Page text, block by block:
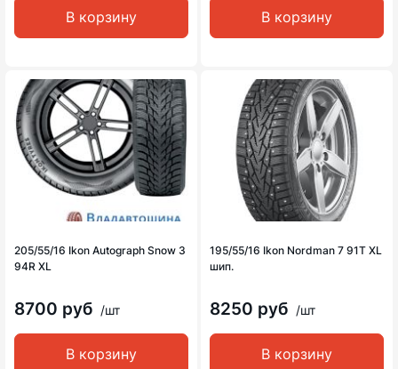
В корзину В корзину
205/55/16 Ikon Autograph Snow 3
94R XL
8700 руб /шт
В корзину
195/55/16 Ikon Nordman 7 91T XL
шип.
8250 руб /шт
В корзину